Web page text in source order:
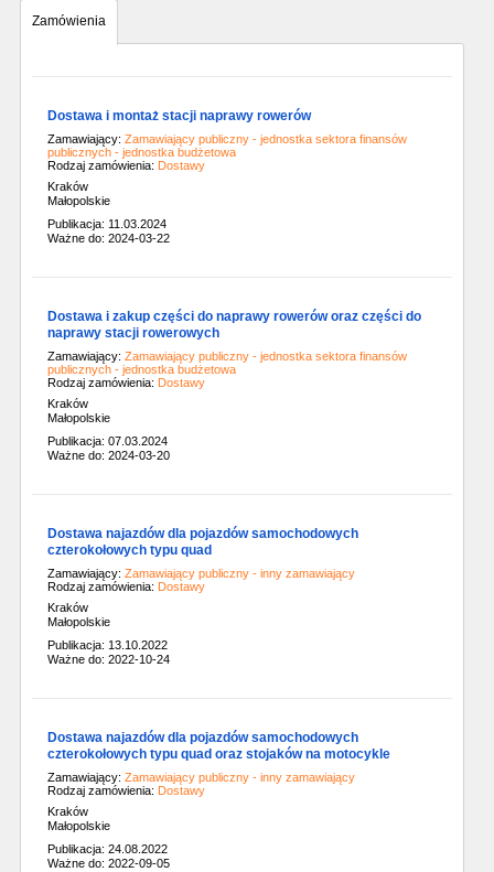
Zamówienia
Dostawa i montaż stacji naprawy rowerów
Zamawiający: Zamawiający publiczny - jednostka sektora finansów
publicznych - jednostka budżetowa
Rodzaj zamówienia: Dostawy
Kraków
Małopolskie
Publikacja: 11.03.2024
Ważne do: 2024-03-22
Dostawa i zakup części do naprawy rowerów oraz części do
naprawy stacji rowerowych
Zamawiający: Zamawiający publiczny - jednostka sektora finansów
publicznych - jednostka budżetowa
Rodzaj zamówienia: Dostawy
Kraków
Małopolskie
Publikacja: 07.03.2024
Ważne do: 2024-03-20
Dostawa najazdów dla pojazdów samochodowych
czterokołowych typu quad
Zamawiający: Zamawiający publiczny - inny zamawiający
Rodzaj zamówienia: Dostawy
Kraków
Małopolskie
Publikacja: 13.10.2022
Ważne do: 2022-10-24
Dostawa najazdów dla pojazdów samochodowych
czterokołowych typu quad oraz stojaków na motocykle
Zamawiający: Zamawiający publiczny - inny zamawiający
Rodzaj zamówienia: Dostawy
Kraków
Małopolskie
Publikacja: 24.08.2022
Ważne do: 2022-09-05